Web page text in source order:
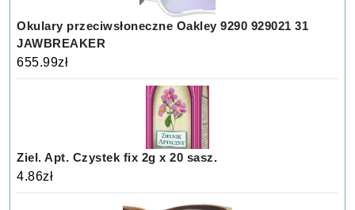
Okulary przeciwsłoneczne Oakley 9290 929021 31
JAWBREAKER
655.99zł
Ziel. Apt. Czystek fix 2g x 20 sasz.
4.86zł